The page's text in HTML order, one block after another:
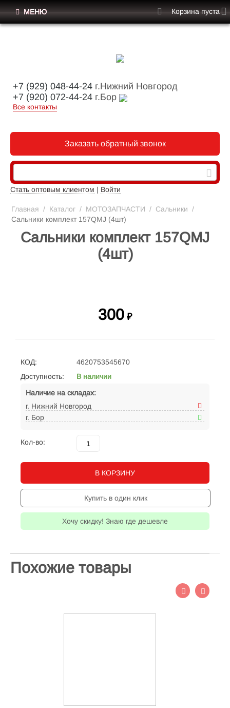
+7 (929) 048-44-24 г.Нижний Новгород
+7 (920) 072-44-24 г.Бор
Все контакты
Заказать обратный звонок
Стать оптовым клиентом | Войти
МЕНЮ Корзина пуста
Главная / Каталог / МОТОЗАПЧАСТИ / Сальники /
Сальники комплект 157QMJ (4шт)
Сальники комплект 157QMJ
(4шт)
300 ₽
КОД:
4620753545670
Доступность:
В наличии
Наличие на складах:
г. Нижний Новгород
г. Бор
Кол-во:
В КОРЗИНУ
Купить в один клик
Хочу скидку! Знаю где дешевле
Похожие товары